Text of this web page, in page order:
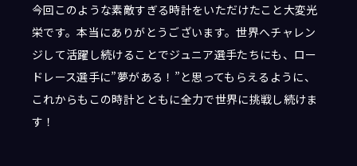
今回このような素敵すぎる時計をいただけたこと大変光
栄です。本当にありがとうございます。世界へチャレン
ジして活躍し続けることでジュニア選手たちにも、ロー
ドレース選手に”夢がある！”と思ってもらえるように、
これからもこの時計とともに全力で世界に挑戦し続けま
す！